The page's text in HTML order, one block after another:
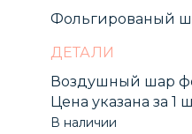
Фольгированый
ДЕТАЛИ
Воздушный шар
Цена указана за 1
В наличии